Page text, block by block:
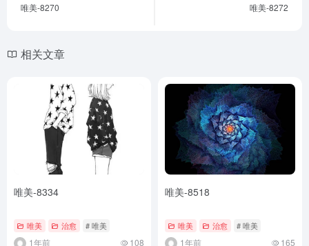
唯美-8270 唯美-8272
相关文章
唯美-8334
唯美 治愈 # 唯美
1年前 108
唯美-8518
唯美 治愈 # 唯美
1年前 165